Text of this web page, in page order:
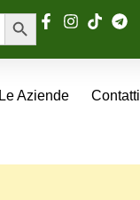
Search Button
Le Aziende Contatti